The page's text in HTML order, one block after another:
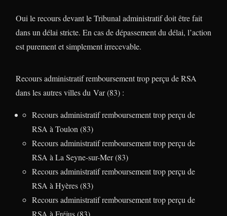
Oui le recours devant le Tribunal administratif doit être fait
dans un délai stricte. En cas de dépassement du délai, l’action
est purement et simplement irrecevable.
Recours administratif remboursement trop perçu de RSA
dans les autres villes du Var (83) :
Recours administratif remboursement trop perçu de
RSA à Toulon (83)
Recours administratif remboursement trop perçu de
RSA à La Seyne-sur-Mer (83)
Recours administratif remboursement trop perçu de
RSA à Hyères (83)
Recours administratif remboursement trop perçu de
RSA à Fréjus (83)